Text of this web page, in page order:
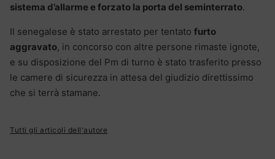
sistema d’allarme e forzato la porta del seminterrato.
Il senegalese è stato arrestato per tentato furto
aggravato, in concorso con altre persone rimaste ignote,
e su disposizione del Pm di turno è stato trasferito presso
le camere di sicurezza in attesa del giudizio direttissimo
che si terrà stamane.
Tutti gli articoli dell'autore